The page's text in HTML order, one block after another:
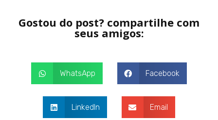
Gostou do post? compartilhe com
seus amigos:
WhatsApp Facebook
LinkedIn Email